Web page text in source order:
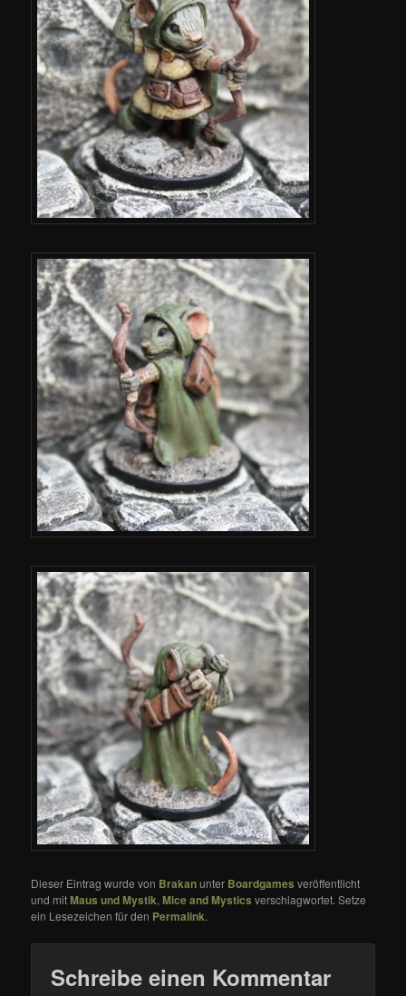
Dieser Eintrag wurde von Brakanunter Boardgames veröffentlicht
und mitMaus und Mystik,Mice and Mystics verschlagwortet. Setze
ein Lesezeichen für den Permalink.
Schreibe einen Kommentar